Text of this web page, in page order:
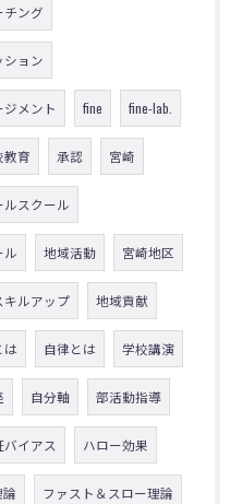
チング
ション
メント fine fine-lab.
教育 承認 宮崎
スクール
ル 地域活動 宮崎地区
キルアップ 地域貢献
は 自律とは 学校講演
自分軸 部活動指導
バイアス ハロー効果
ファスト＆スロー理論